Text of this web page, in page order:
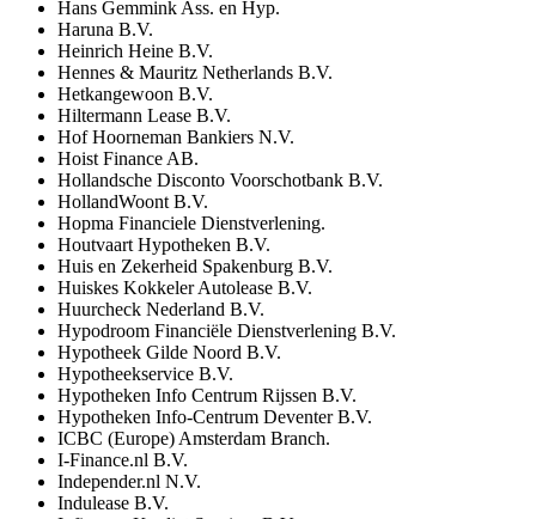
Hans Gemmink Ass. en Hyp.
Haruna B.V.
Heinrich Heine B.V.
Hennes & Mauritz Netherlands B.V.
Hetkangewoon B.V.
Hiltermann Lease B.V.
Hof Hoorneman Bankiers N.V.
Hoist Finance AB.
Hollandsche Disconto Voorschotbank B.V.
HollandWoont B.V.
Hopma Financiele Dienstverlening.
Houtvaart Hypotheken B.V.
Huis en Zekerheid Spakenburg B.V.
Huiskes Kokkeler Autolease B.V.
Huurcheck Nederland B.V.
Hypodroom Financiële Dienstverlening B.V.
Hypotheek Gilde Noord B.V.
Hypotheekservice B.V.
Hypotheken Info Centrum Rijssen B.V.
Hypotheken Info-Centrum Deventer B.V.
ICBC (Europe) Amsterdam Branch.
I-Finance.nl B.V.
Independer.nl N.V.
Indulease B.V.